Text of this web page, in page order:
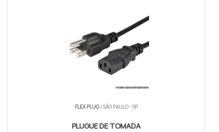
FLEX PLUG/ SÃO PAULO - SP
PLUGUE DE TOMADA